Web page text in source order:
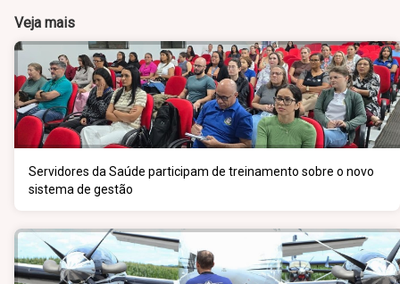
Veja mais
Servidores da Saúde participam de treinamento sobre o novo
sistema de gestão